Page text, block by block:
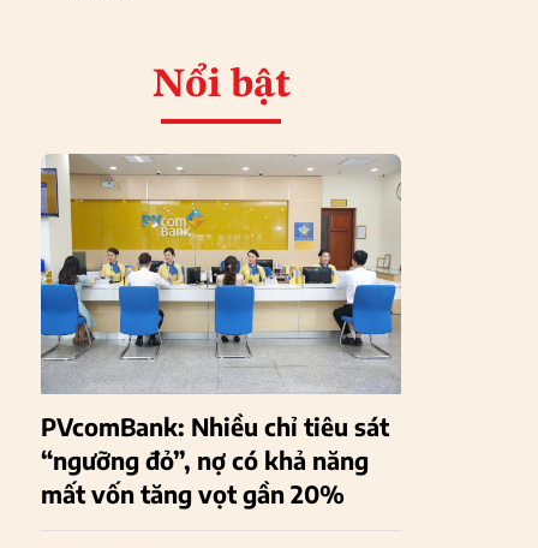
Nổi bật
PVcomBank: Nhiều chỉ tiêu sát
“ngưỡng đỏ”, nợ có khả năng
mất vốn tăng vọt gần 20%